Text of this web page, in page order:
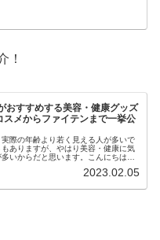
！
おすすめする美容・健康グッズ
スメからファイテンまで一挙公
際の年齢より若く見える人が多いで
ありますが、やはり美容・健康に気
いからだと思います。こんにちは！
回は、芸能人…
2023.02.05